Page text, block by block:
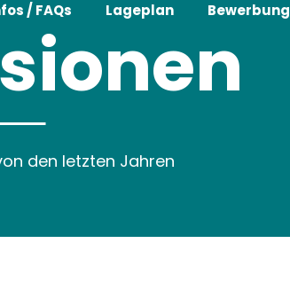
/ FAQs Lageplan Bewerbung
den letzten Jahren